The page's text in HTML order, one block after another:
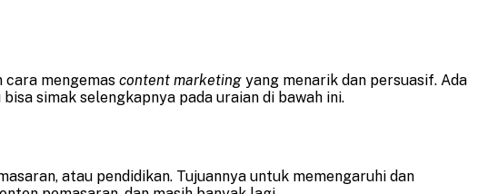
cara mengemas content marketing yang menarik dan persuasif. Ada
simak selengkapnya pada uraian di bawah ini.
atau pendidikan. Tujuannya untuk memengaruhi dan